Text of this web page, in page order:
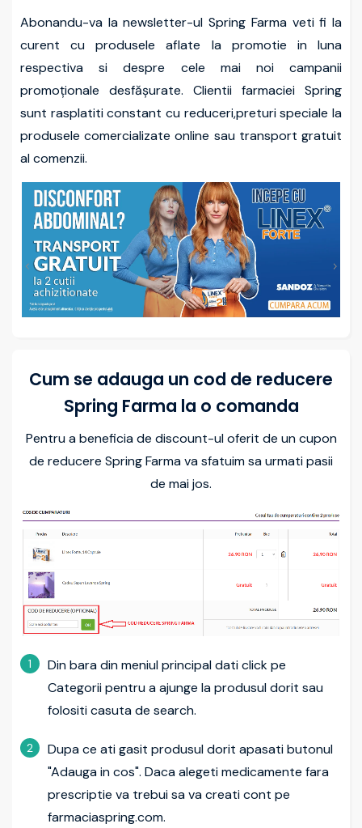
Abonandu-va la newsletter-ul Spring Farma veti fi la
curent cu produsele aflate la promotie in luna
respectiva si despre cele mai noi campanii
promoționale desfășurate. Clientii farmaciei Spring
sunt rasplatiti constant cu reduceri,preturi speciale la
produsele comercializate online sau transport gratuit
al comenzii.
Cum se adauga un cod de reducere
Spring Farma la o comanda
Pentru a beneficia de discount-ul oferit de un cupon
de reducere Spring Farma va sfatuim sa urmati pasii
de mai jos.
1
Din bara din meniul principal dati click pe
Categorii pentru a ajunge la produsul dorit sau
folositi casuta de search.
2
Dupa ce ati gasit produsul dorit apasati butonul
"Adauga in cos". Daca alegeti medicamente fara
prescriptie va trebui sa va creati cont pe
farmaciaspring.com.